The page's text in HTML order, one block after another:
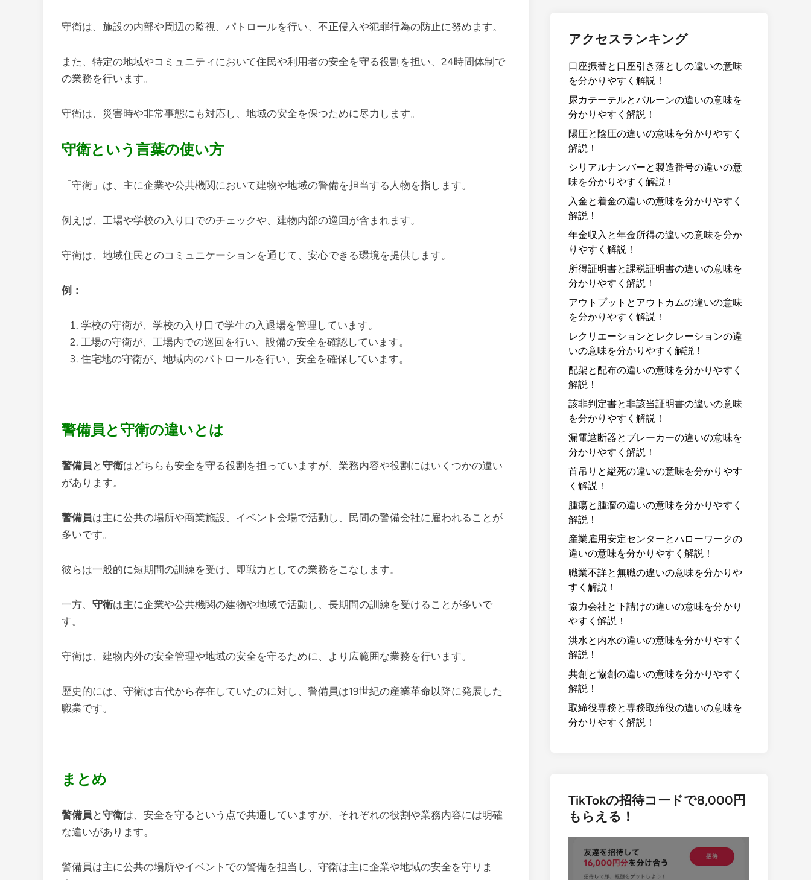
守衛は、施設の内部や周辺の監視、パトロールを行い、不正侵入や犯罪行為の防止に努めます。
また、特定の地域やコミュニティにおいて住民や利用者の安全を守る役割を担い、24時間体制で
の業務を行います。
守衛は、災害時や非常事態にも対応し、地域の安全を保つために尽力します。
守衛という言葉の使い方
「守衛」は、主に企業や公共機関において建物や地域の警備を担当する人物を指します。
例えば、工場や学校の入り口でのチェックや、建物内部の巡回が含まれます。
守衛は、地域住民とのコミュニケーションを通じて、安心できる環境を提供します。
例：
学校の守衛が、学校の入り口で学生の入退場を管理しています。
工場の守衛が、工場内での巡回を行い、設備の安全を確認しています。
住宅地の守衛が、地域内のパトロールを行い、安全を確保しています。
警備員と守衛の違いとは
警備員 と守衛はどちらも安全を守る役割を担っていますが、業務内容や役割にはいくつかの違い
があります。
警備員は主に公共の場所や商業施設、イベント会場で活動し、民間の警備会社に雇われることが
多いです。
彼らは一般的に短期間の訓練を受け、即戦力としての業務をこなします。
一方、 守衛は主に企業や公共機関の建物や地域で活動し、長期間の訓練を受けることが多いで
す。
守衛は、建物内外の安全管理や地域の安全を守るために、より広範囲な業務を行います。
歴史的には、守衛は古代から存在していたのに対し、警備員は19世紀の産業革命以降に発展した
職業です。
まとめ
警備員 と守衛は、安全を守るという点で共通していますが、それぞれの役割や業務内容には明確
な違いがあります。
警備員は主に公共の場所やイベントでの警備を担当し、守衛は主に企業や地域の安全を守りま
アクセスランキング
口座振替と口座引き落としの違いの意味
を分かりやすく解説！
尿カテーテルとバルーンの違いの意味を
分かりやすく解説！
陽圧と陰圧の違いの意味を分かりやすく
解説！
シリアルナンバーと製造番号の違いの意
味を分かりやすく解説！
入金と着金の違いの意味を分かりやすく
解説！
年金収入と年金所得の違いの意味を分か
りやすく解説！
所得証明書と課税証明書の違いの意味を
分かりやすく解説！
アウトプットとアウトカムの違いの意味
を分かりやすく解説！
レクリエーションとレクレーションの違
いの意味を分かりやすく解説！
配架と配布の違いの意味を分かりやすく
解説！
該非判定書と非該当証明書の違いの意味
を分かりやすく解説！
漏電遮断器とブレーカーの違いの意味を
分かりやすく解説！
首吊りと縊死の違いの意味を分かりやす
く解説！
腫瘍と腫瘤の違いの意味を分かりやすく
解説！
産業雇用安定センターとハローワークの
違いの意味を分かりやすく解説！
職業不詳と無職の違いの意味を分かりや
すく解説！
協力会社と下請けの違いの意味を分かり
やすく解説！
洪水と内水の違いの意味を分かりやすく
解説！
共創と協創の違いの意味を分かりやすく
解説！
取締役専務と専務取締役の違いの意味を
分かりやすく解説！
TikTokの招待コードで8,000円
もらえる！